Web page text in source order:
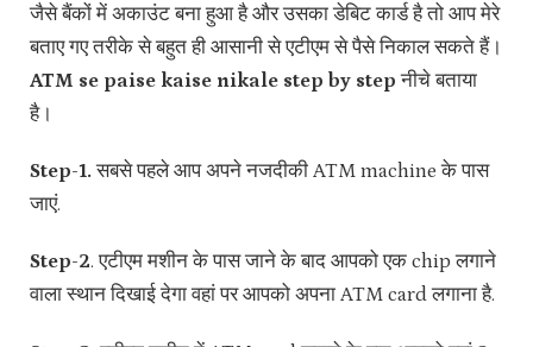
जैसे बैंकों में अकाउंट बना हुआ है और उसका डेबिट कार्ड है तो आप मेरे
बताए गए तरीके से बहुत ही आसानी से एटीएम से पैसे निकाल सकते हैं।
ATM se paise kaise nikale step by step नीचे बताया
है।
Step-1.सबसे पहले आप अपने नजदीकी ATM machine के पास
जाएं.
Step-2. एटीएम मशीन के पास जाने के बाद आपको एक chip लगाने
वाला स्थान दिखाई देगा वहां पर आपको अपना ATM card लगाना है.